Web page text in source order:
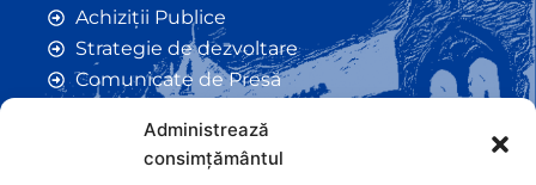
Administrează
consimțământul
Achiziții Publice
Strategie de dezvoltare
Comunicate de Presă
Anunțuri
Hotarâri de Consiliu